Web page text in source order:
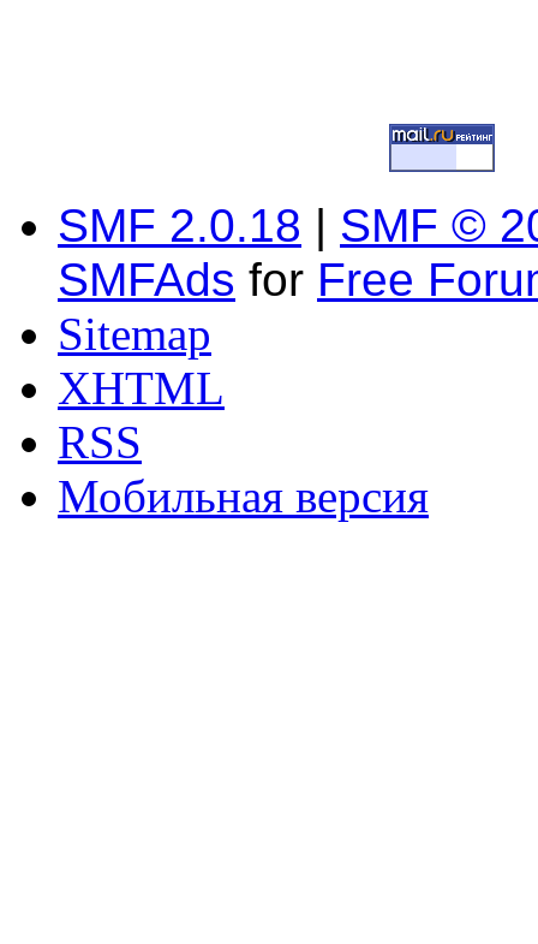
SMF 2.0.18 | SMF ©
SMFAds for Free
Sitemap
XHTML
RSS
Мобильная версия